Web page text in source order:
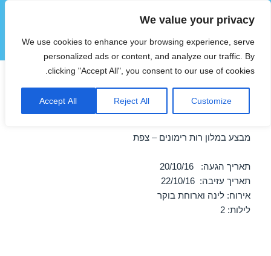
We value your privacy
We use cookies to enhance your browsing experience, serve
personalized ads or content, and analyze our traffic. By
clicking "Accept All", you consent to our use of cookies.
Customize
Reject All
Accept All
הוטצימר
תפריטים
ווידג'טים
חופשה במלון רות רימונים – צפת
20/10/2016
מבצע במלון רות רימונים – צפת
תאריך הגעה: 20/10/16
תאריך עזיבה: 22/10/16
אירוח: לינה וארוחת בוקר
לילות: 2